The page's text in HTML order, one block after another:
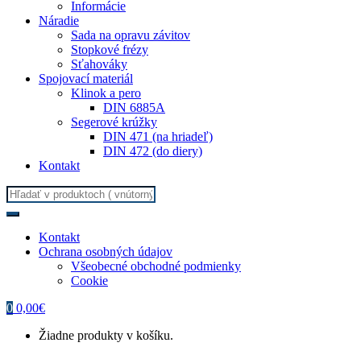
Informácie
Náradie
Sada na opravu závitov
Stopkové frézy
Sťahováky
Spojovací materiál
Klinok a pero
DIN 6885A
Segerové krúžky
DIN 471 (na hriadeľ)
DIN 472 (do diery)
Kontakt
Search
for:
Kontakt
Ochrana osobných údajov
Všeobecné obchodné podmienky
Cookie
0 0,00€
Žiadne produkty v košíku.